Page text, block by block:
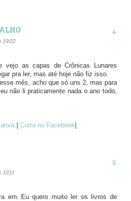
vejo as capas de Crônicas Lunares
pra ler, mas até hoje não fiz isso.
mês, acho que só uns 2, mas para
não li praticamente nada o ano todo,
Curta no Facebook
em..Eu quero muito ler os livros de